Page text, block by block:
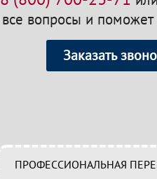
все вопросы и
Заказать
ПРОФЕССИОНАЛЬНАЯ